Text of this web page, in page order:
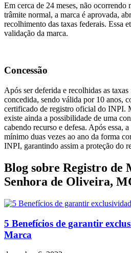
Em cerca de 24 meses, não ocorrendo
trâmite normal, a marca é aprovada,
recolhimento das taxas federais. Essa
validação da marca.
Concessão
Após ser deferida e recolhidas as taxas
concedida, sendo válida por 10 anos,
certificado de registro oficial do INPI.
existe ainda a possibilidade de uma
cabendo recurso e defesa. Após essa,
mínimo duas vezes ao ano da forma
INPI, garantindo assim a proteção do
Blog sobre Registro de
Senhora de Oliveira,
5 Benefícios de garantir
Marca